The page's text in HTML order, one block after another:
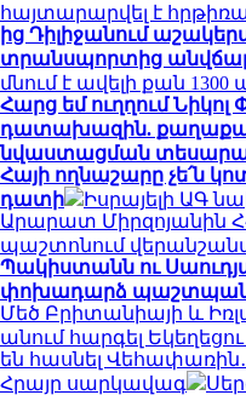
հայտարարվել է
ից Դիլիջանում
տրանսպորտից
մնում է ավելի քան
Հարց եմ ուղղում
դատախազին.
նվաստացման
Հայի ողնաշարը չե՛ն
դատի
Իսրայելի ԱԳ
Արարատ Միրզոյանին
պաշտոնում
Պակիստանն ու
փոխադարձ
Մեծ Բրիտանիայի և
անում հարգել
են հասնել Վեհափառին․
Հրայր սարկավագ